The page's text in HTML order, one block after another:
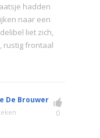
hadden
naar een
liet zich,
rustig frontaal
De Brouwer
0